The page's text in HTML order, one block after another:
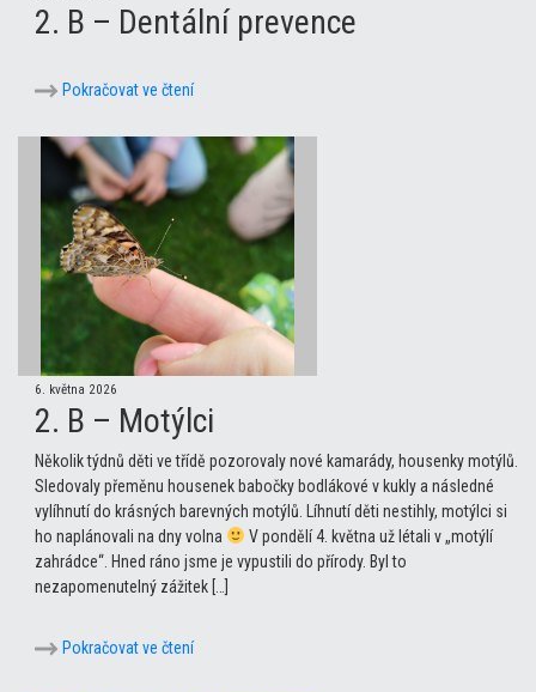
2. B – Dentální prevence
Pokračovat ve čtení
6. května 2026
2. B – Motýlci
Několik týdnů děti ve třídě pozorovaly nové kamarády, housenky motýlů.
Sledovaly přeměnu housenek babočky bodlákové v kukly a následné
vylíhnutí do krásných barevných motýlů. Líhnutí děti nestihly, motýlci si
ho naplánovali na dny volna
V pondělí 4. května už létali v „motýlí
zahrádce“. Hned ráno jsme je vypustili do přírody. Byl to
nezapomenutelný zážitek […]
Pokračovat ve čtení